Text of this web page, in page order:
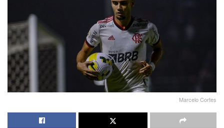
Marcelo Cortes